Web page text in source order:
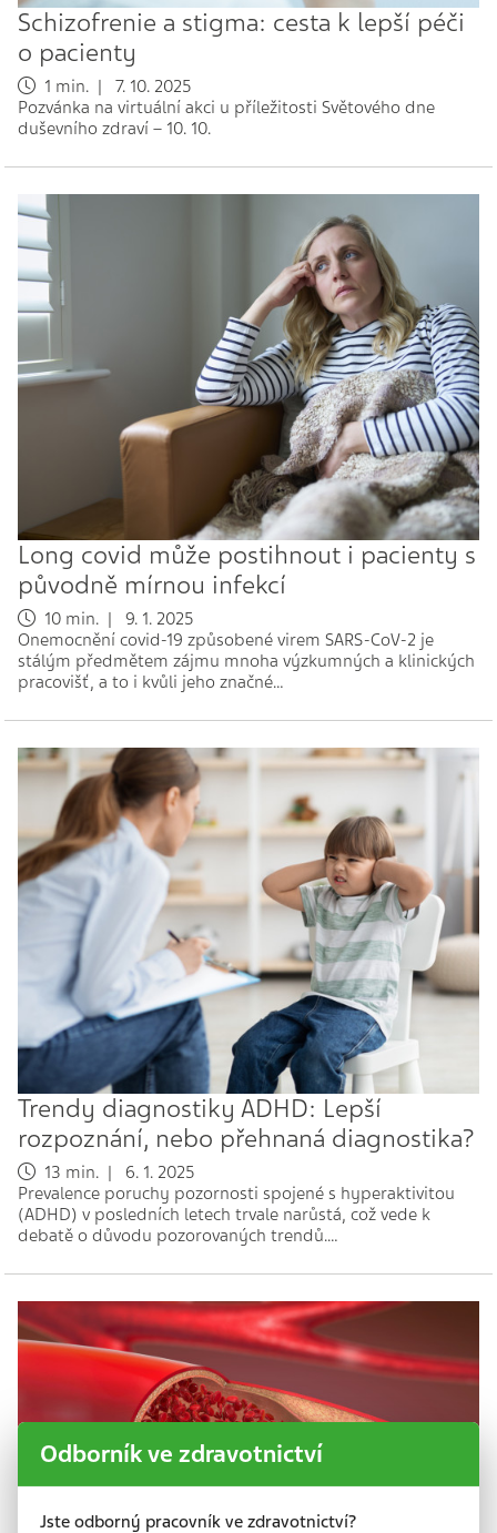
Schizofrenie a stigma: cesta k lepší péči
o pacienty
1 min. | 7. 10. 2025
Pozvánka na virtuální akci u příležitosti Světového dne
duševního zdraví – 10. 10.
Long covid může postihnout i pacienty s
původně mírnou infekcí
10 min. | 9. 1. 2025
Onemocnění covid-19 způsobené virem SARS-CoV-2 je
stálým předmětem zájmu mnoha výzkumných a klinických
pracovišť, a to i kvůli jeho značné…
Trendy diagnostiky ADHD: Lepší
rozpoznání, nebo přehnaná diagnostika?
13 min. | 6. 1. 2025
Prevalence poruchy pozornosti spojené s hyperaktivitou
(ADHD) v posledních letech trvale narůstá, což vede k
debatě o důvodu pozorovaných trendů.…
Odborník ve zdravotnictví
Jste odborný pracovník ve zdravotnictví?